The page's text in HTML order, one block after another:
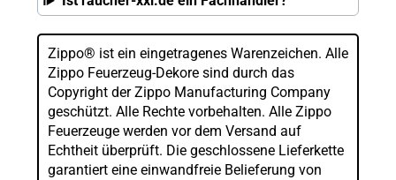
Zippo® ist ein eingetragenes Warenzeichen. Alle
Zippo Feuerzeug-Dekore sind durch das
Copyright der Zippo Manufacturing Company
geschützt. Alle Rechte vorbehalten. Alle Zippo
Feuerzeuge werden vor dem Versand auf
Echtheit überprüft. Die geschlossene Lieferkette
garantiert eine einwandfreie Belieferung von